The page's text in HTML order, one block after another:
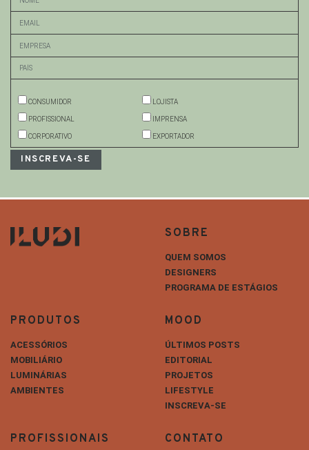
CONSUMIDOR LOJISTA
PROFISSIONAL IMPRENSA
CORPORATIVO EXPORTADOR
SOBRE
QUEM SOMOS
DESIGNERS
PROGRAMA DE ESTÁGIOS
PRODUTOS
ACESSÓRIOS
MOBILIÁRIO
LUMINÁRIAS
AMBIENTES
MOOD
ÚLTIMOS POSTS
EDITORIAL
PROJETOS
LIFESTYLE
INSCREVA-SE
PROFISSIONAIS CONTATO